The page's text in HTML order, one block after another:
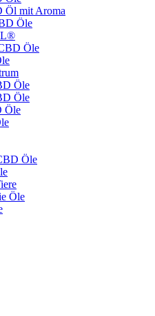
Öl mit Aroma
Öle
Öle
Öle
Öle
Öle
Öle
Öle